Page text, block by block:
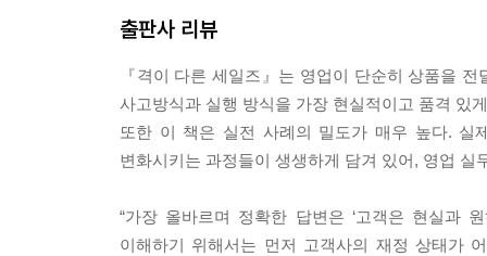
5 숙달에 이르는 보편적 원리
태도가 실력을 빛나게 한다
1 탁월함과 직업정신
2 프로가 착한 것이다
3 더하지 말고 빼라
5 명함을 보지 말고 역할과 태도를 보라
--- p.312
출판사 리뷰
『격이 다른 세일즈』는 영업이 단순히 상품을
사고방식과 실행 방식을 가장 현실적이고 품격 있
또한 이 책은 실전 사례의 밀도가 매우 높다. 실
변화시키는 과정들이 생생하게 담겨 있어, 영업
“가장 올바르며 정확한 답변은 ‘고객은 현실과
이해하기 위해서는 먼저 고객사의 재정 상태가